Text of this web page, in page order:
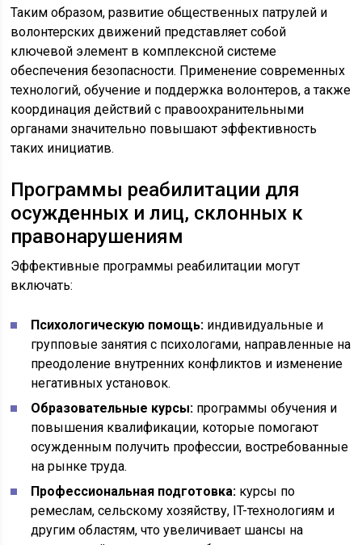
Таким образом, развитие общественных патрулей и
волонтерских движений представляет собой
ключевой элемент в комплексной системе
обеспечения безопасности. Применение современных
технологий, обучение и поддержка волонтеров, а также
координация действий с правоохранительными
органами значительно повышают эффективность
таких инициатив.
Программы реабилитации для
осужденных и лиц, склонных к
правонарушениям
Эффективные программы реабилитации могут
включать:
Психологическую помощь: индивидуальные и
групповые занятия с психологами, направленные на
преодоление внутренних конфликтов и изменение
негативных установок.
Образовательные курсы: программы обучения и
повышения квалификации, которые помогают
осужденным получить профессии, востребованные
на рынке труда.
Профессиональная подготовка: курсы по
ремеслам, сельскому хозяйству, IT-технологиям и
другим областям, что увеличивает шансы на